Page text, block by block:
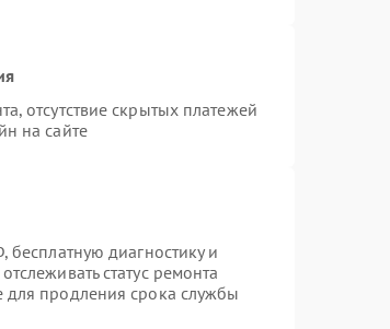
отсутствие скрытых платежей
на сайте
бесплатную диагностику и
статус ремонта
для продления срока службы